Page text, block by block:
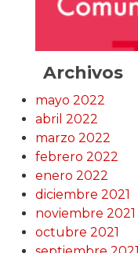
Archivos
mayo 2022
abril 2022
marzo 2022
febrero 2022
enero 2022
diciembre 2021
noviembre 2021
octubre 2021